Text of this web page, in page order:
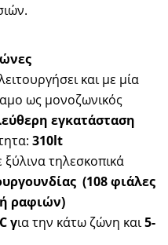
και με μία
ως μονοζωνικός
εγκατάσταση
310lt
τηλεσκοπικά
(108 φιάλες
ραφιών)
για την κάτω ζώνη και5-